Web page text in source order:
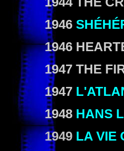
1946
1946
1947 THE
1947
1948 HANS
1949 LA VIE